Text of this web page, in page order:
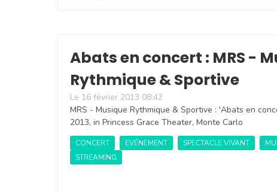
Abats en concert : MRS -
Rythmique & Sportive
Le 16 février 2013 08:42
MRS - Musique Rythmique & Sportive : 'Abats en
2013, in Princess Grace Theater, Monte Carlo
CONCERT EVÉNEMENT SPECTACLE VIVANT
STREAMING